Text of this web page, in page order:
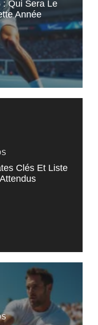
: Qui Sera Le
Année
Clés Et Liste